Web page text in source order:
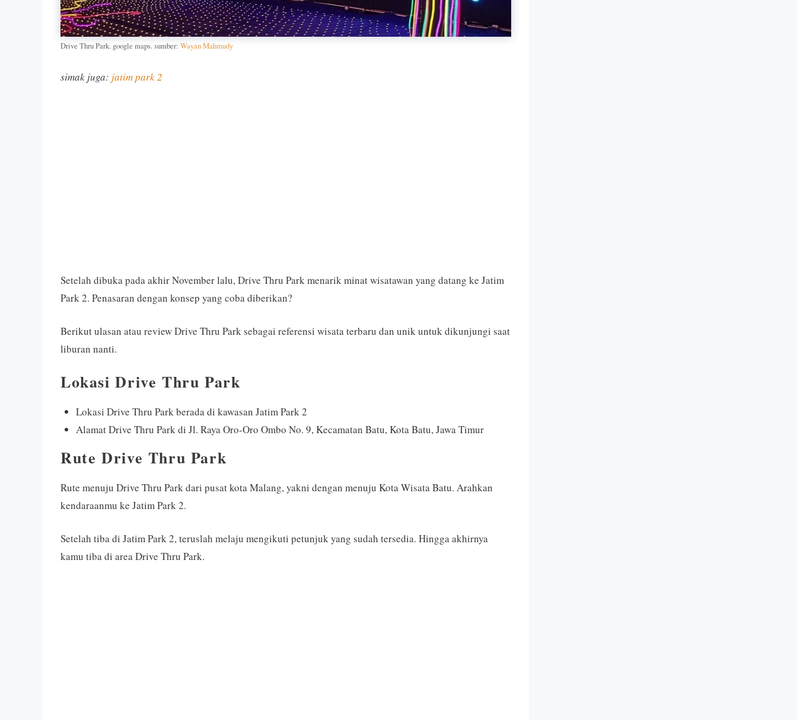
Drive Thru Park. google maps. sumber: Wayan Mahmudy
simak juga: jatim park 2
Setelah dibuka pada akhir November lalu, Drive Thru Park menarik minat wisatawan yang datang ke Jatim
Park 2. Penasaran dengan konsep yang coba diberikan?
Berikut ulasan atau review Drive Thru Park sebagai referensi wisata terbaru dan unik untuk dikunjungi saat
liburan nanti.
Lokasi Drive Thru Park
Lokasi Drive Thru Park berada di kawasan Jatim Park 2
Alamat Drive Thru Park di Jl. Raya Oro-Oro Ombo No. 9, Kecamatan Batu, Kota Batu, Jawa Timur
Rute Drive Thru Park
Rute menuju Drive Thru Park dari pusat kota Malang, yakni dengan menuju Kota Wisata Batu. Arahkan
kendaraanmu ke Jatim Park 2.
Setelah tiba di Jatim Park 2, teruslah melaju mengikuti petunjuk yang sudah tersedia. Hingga akhirnya
kamu tiba di area Drive Thru Park.